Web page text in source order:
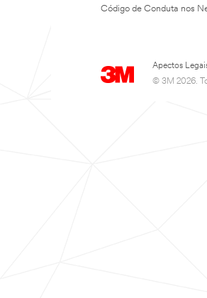
Código de Conduta nos
Apectos
© 3M 2026.